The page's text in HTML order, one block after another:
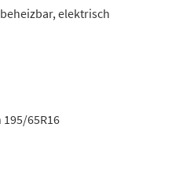
elektrisch
65R16